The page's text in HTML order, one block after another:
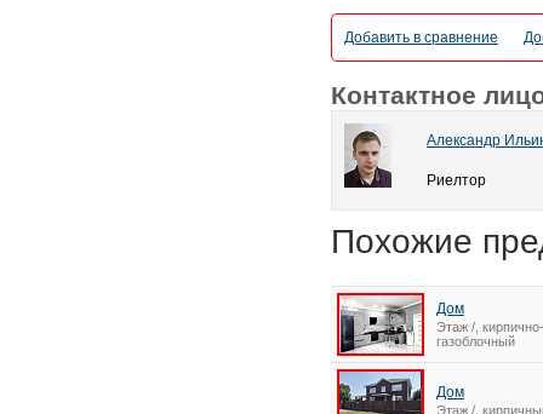
Добавить в сравнение
Контактное
Александр
Риелтор
Похожие
Дом
Этаж /, кирпично-
газоблочный
Дом
Этаж /,